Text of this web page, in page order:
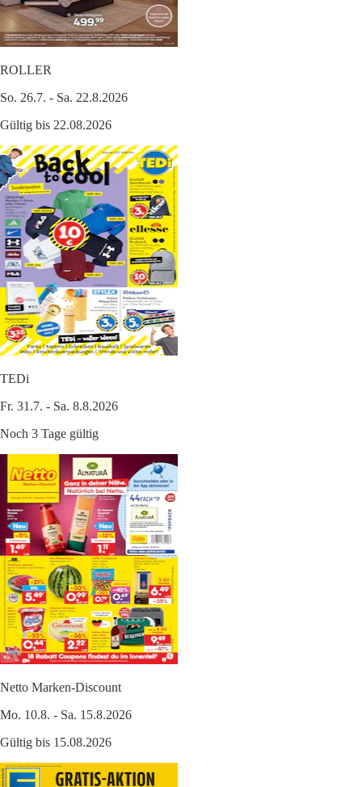
ROLLER
So. 26.7. - Sa. 22.8.2026
Gültig bis 22.08.2026
TEDi
Fr. 31.7. - Sa. 8.8.2026
Noch 3 Tage gültig
Netto Marken-Discount
Mo. 10.8. - Sa. 15.8.2026
Gültig bis 15.08.2026